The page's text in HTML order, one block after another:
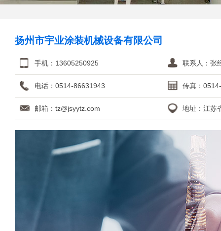
扬州市宇业涂装机械设备有限公司
手机：13605250925 联系人：张
电话：0514-86631943 传真：
邮箱： tz@jsyytz.com 地址：江苏